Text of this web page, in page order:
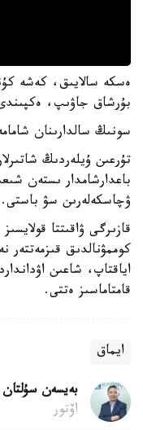
ەسكە سالايىق، كەشە
بۇرشاق جاۋىپ،
سونىڭ سالدارىنان شامامەن 25 مىڭ ادام جارىقسىز
تۇرعىن ۇيلەردىڭ
باعدارشامدار ىستەن
ۋچاسكەلەرىن سۋ باستى.
قازىرگى ۋاقىتتا
كوممۋنالدىق قىزمەتتەر
اياقتاپ، شاعىن
قامتاماسىز ەتتى.
ايماق
بەيسەن سۇلتان
اۆتور